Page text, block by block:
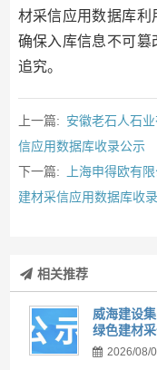
材采信应用数据库利
确保入库信息不可篡
追究。
上一篇: 安徽老石人石
信应用数据库收录公示
下一篇:
上海申得欧有
建材采信应用数据库收
相关推荐
威海建设
绿色建材
2026/08/